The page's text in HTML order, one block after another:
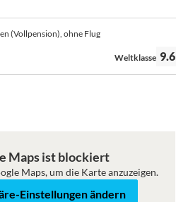
(Vollpension), ohne Flug
Bewertung:
Weltklasse 9.6
Maps ist blockiert
Maps, um die Karte anzuzeigen.
Einstellungen ändern